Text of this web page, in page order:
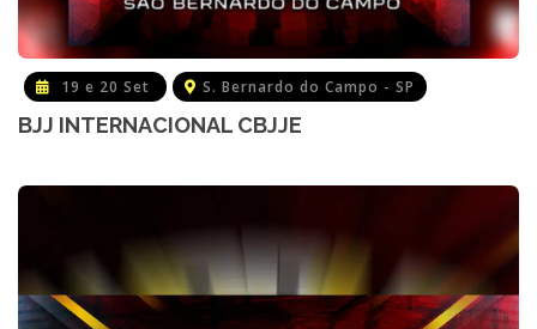
19 e 20 Set S. Bernardo do Campo - SP
BJJ INTERNACIONAL CBJJE